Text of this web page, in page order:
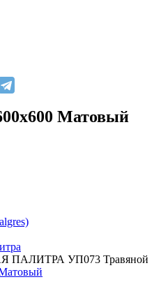
Матовый
ПАЛИТРА УП073 Травяной